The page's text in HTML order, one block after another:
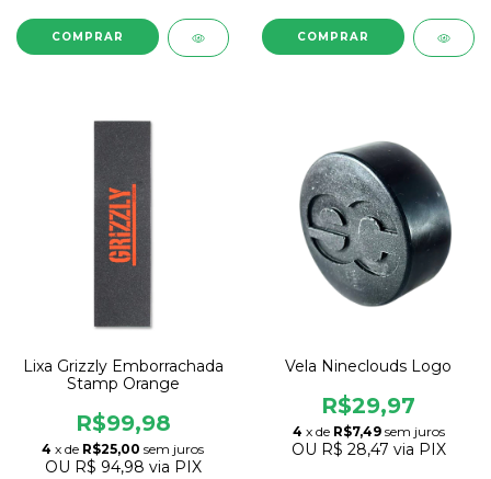
COMPRAR
Lixa Grizzly Emborrachada
Stamp Orange
R$99,98
4 x de R$25,00 sem juros
OU R$ 94,98 via PIX
Vela Nineclouds Logo
R$29,97
4 x de R$7,49 sem juros
OU R$ 28,47 via PIX